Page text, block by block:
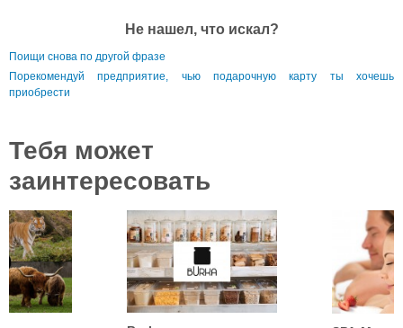
Не нашел, что искал?
Поищи снова по другой фразе
Порекомендуй предприятие, чью подарочную карту ты хочешь
приобрести
Тебя может
заинтересовать